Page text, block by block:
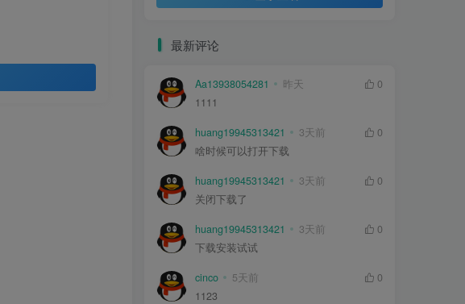
最新评论
Aa13938054281 昨天
0
1111
huang19945313421 3天前
0
啥时候可以打开下载
huang19945313421 3天前
0
关闭下载了
huang19945313421 3天前
0
下载安装试试
cinco 5天前
0
1123